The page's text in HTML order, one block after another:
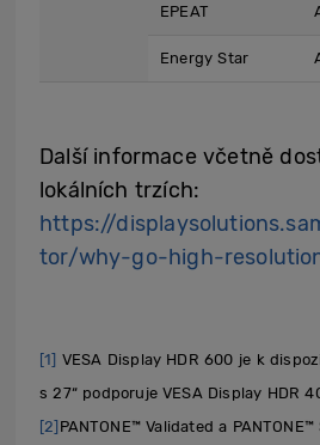
EPEAT
Energy Star
Další informace včetně
lokálních trzích:
https://
tor/why-go-high-
[1] VESA Display HDR 600 je k
s 27“ podporuje VESA Display HDR
[2] PANTONE™ Validated a